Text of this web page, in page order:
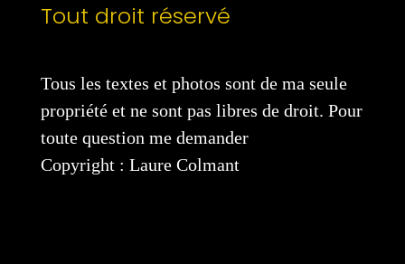
Tout droit réservé
Tous les textes et photos sont de ma seule
propriété et ne sont pas libres de droit. Pour
toute question me demander
Copyright : Laure Colmant